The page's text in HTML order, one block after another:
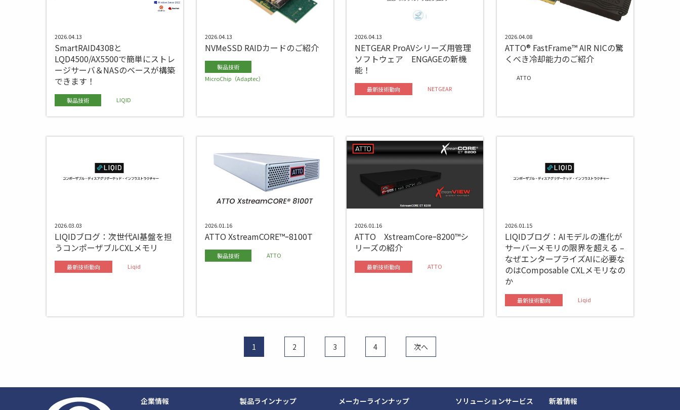
2026.04.13
SmartRAID4308と
LQD4500/AX5500で簡単にストレ
ージサーバ＆NASのベースが構築
できます！
製品技術 LIQID
2026.04.13
NVMeSSD RAIDカードのご紹介
製品技術
MicroChip（Adaptec）
2026.04.13
NETGEAR ProAVシリーズ用管理
ソフトウェア ENGAGEの新機
能！
最新技術動向 NETGEAR
2026.04.08
ATTO® FastFrame™ AIR NICの驚
くべき冷却能力のご紹介
ATTO
2026.03.03
LIQIDブログ：次世代AI基盤を担
うコンポーザブルCXLメモリ
最新技術動向 Liqid
2026.01.16
ATTO XstreamCORE™ｰ8100T
製品技術 ATTO
2026.01.16
ATTO XstreamCoreｰ8200™シ
リーズの紹介
最新技術動向 ATTO
2026.01.15
LIQIDブログ：AIモデルの進化が
サーバーメモリの限界を超える –
なぜエンタープライズAIに必要な
のはComposable CXLメモリなの
か
最新技術動向 Liqid
1 2 3 4 次へ
企業情報 製品ラインナップ メーカーラインナップ ソリューションサービス 新着情報